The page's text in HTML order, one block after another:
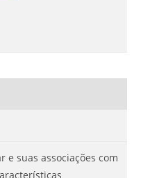
suas associações com